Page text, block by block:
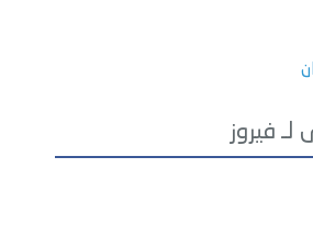
لـ فيروز